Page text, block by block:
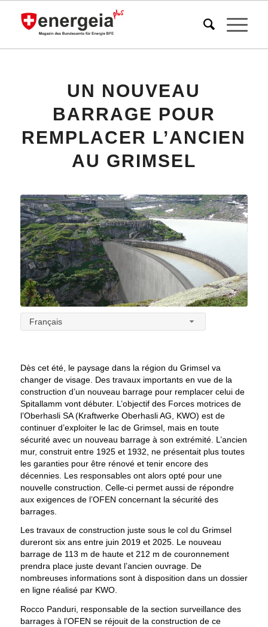
UN NOUVEAU
BARRAGE POUR
REMPLACER L’ANCIEN
AU GRIMSEL
Français
Dès cet été, le paysage dans la région du Grimsel va
changer de visage. Des travaux importants en vue de la
construction d’un nouveau barrage pour remplacer celui de
Spitallamm vont débuter. L’objectif des Forces motrices de
l’Oberhasli SA (Kraftwerke Oberhasli AG, KWO) est de
continuer d’exploiter le lac de Grimsel, mais en toute
sécurité avec un nouveau barrage à son extrémité. L’ancien
mur, construit entre 1925 et 1932, ne présentait plus toutes
les garanties pour être rénové et tenir encore des
décennies. Les responsables ont alors opté pour une
nouvelle construction. Celle-ci permet aussi de répondre
aux exigences de l’OFEN concernant la sécurité des
barrages.
Les travaux de construction juste sous le col du Grimsel
dureront six ans entre juin 2019 et 2025. Le nouveau
barrage de 113 m de haute et 212 m de couronnement
prendra place juste devant l’ancien ouvrage. De
nombreuses informations sont à disposition dans un dossier
en ligne réalisé par KWO.
Rocco Panduri, responsable de la section surveillance des
barrages à l’OFEN se réjouit de la construction de ce